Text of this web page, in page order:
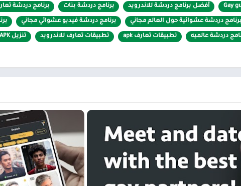
طعام ومشروب
كتب مصورة
من حسابك (مجاني) بعد تثبيت التطبيق مباشرة
الجغرافي) مع خيار تحديد مسافة البحث
المثليين النشطين فقط (أولئك الذين سجلوا الدخول الأسبوع الماضي)
عبر الإنترنت فقط (أولئك المتصلين الآن)
???? لإظهار تعاطفك معهم
واحدة ، لقطع الرسائل غير ذات الصلة
المشهورة بالابتسامات ❤ ???? ????. حالات واضحة للرسائل (مقروءة / غير
Gay أفضل برنامج دردشة للاندرويد برنامج دردشة بنات برنامج دردشة
برنامج دردشة عشوائية حول العالم مجاني برنامج دردشة فيديو عشوائي مجاني
دردشة عالميه تطبيقات تعارف apk تطبيقات تعارف للاندرويد تنزيل APK